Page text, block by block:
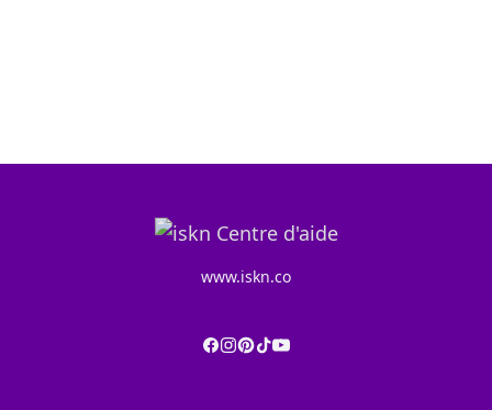
www.iskn.co